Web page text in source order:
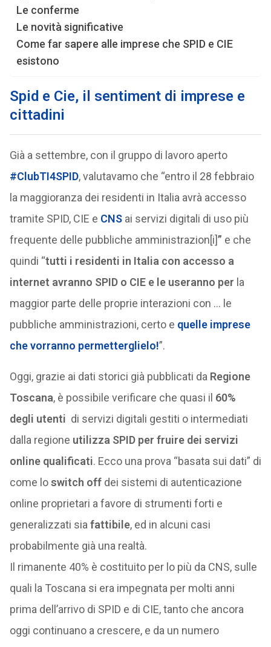
Le conferme
Le novità significative
Come far sapere alle imprese che SPID e CIE
esistono
Spid e Cie, il sentiment di imprese e
cittadini
Già a settembre, con il gruppo di lavoro aperto
#ClubTI4SPID, valutavamo che “entro il 28 febbraio
la maggioranza dei residenti in Italia avrà accesso
tramite SPID, CIE e CNSai servizi digitali di uso più
frequente delle pubbliche amministrazion[i]” e che
quindi “tutti i residenti in Italia con accesso a
internet avranno SPID o CIE e le useranno per la
maggior parte delle proprie interazioni con … le
pubbliche amministrazioni, certo e quelle imprese
che vorranno permetterglielo!”.
Oggi, grazie ai dati storici già pubblicati da Regione
Toscana, è possibile verificare che quasi il 60%
degli utenti di servizi digitali gestiti o intermediati
dalla regione utilizza SPID per fruire dei servizi
online qualificati. Ecco una prova “basata sui dati” di
come loswitch offdei sistemi di autenticazione
online proprietari a favore di strumenti forti e
generalizzati sia fattibile, ed in alcuni casi
probabilmente già una realtà.
Il rimanente 40% è costituito per lo più da CNS, sulle
quali la Toscana si era impegnata per molti anni
prima dell’arrivo di SPID e di CIE, tanto che ancora
oggi continuano a crescere, e da un numero